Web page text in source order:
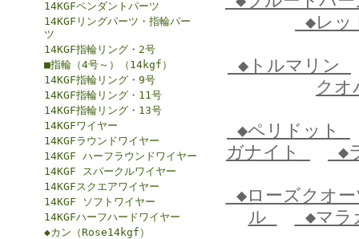
14KGFペンダントパーツ
14KGFリングパーツ・指輪パー
ツ
14KGF指輪リング・2号
■指輪（4号～）（14kgf）
14KGF指輪リング・9号
14KGF指輪リング・11号
14KGF指輪リング・13号
14KGFワイヤー
14KGFラウンドワイヤー
14KGF ハーフラウンドワイヤー
14KGF スパークルワイヤー
14KGFスクエアワイヤー
14KGF ソフトワイヤー
14KGFハーフハードワイヤー
◆カン（Rose14kgf）
◆レ
◆トルマリン
ク
◆ペリドット
ガナイト
◆
◆ローズクオ
ル
◆マ